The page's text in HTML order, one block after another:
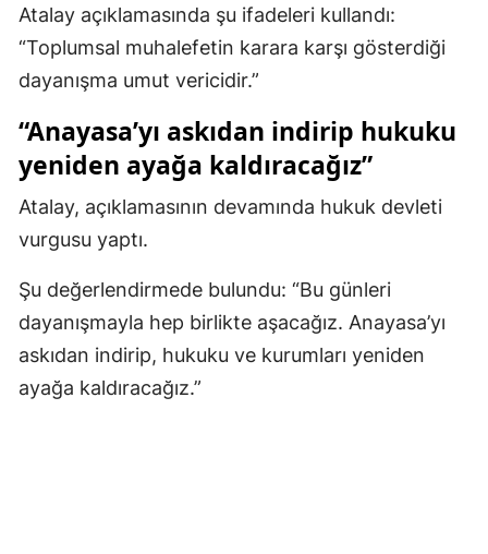
Nevşehir
Niğde
Ordu
Rize
Sakarya
Siirt
Sinop
Atalay açıklamasında şu ifadeleri kullandı:
“Toplumsal muhalefetin karara karşı gösterdiği
dayanışma umut vericidir.”
“Anayasa’yı askıdan indirip hukuku
yeniden ayağa kaldıracağız”
Atalay, açıklamasının devamında hukuk devleti
vurgusu yaptı.
Şu değerlendirmede bulundu: “Bu günleri
dayanışmayla hep birlikte aşacağız. Anayasa’yı
askıdan indirip, hukuku ve kurumları yeniden
ayağa kaldıracağız.”